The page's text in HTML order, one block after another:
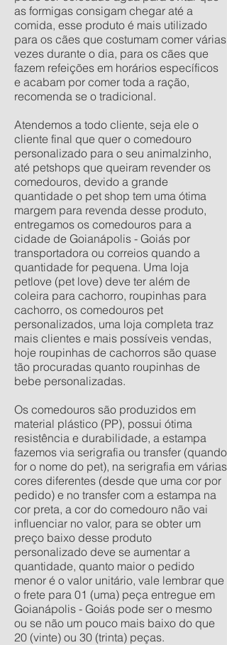
as formigas consigam chegar até a
comida, esse produto é mais utilizado
para os cães que costumam comer várias
vezes durante o dia, para os cães que
fazem refeições em horários específicos
e acabam por comer toda a ração,
recomenda se o tradicional.
Atendemos a todo cliente, seja ele o
cliente final que quer o comedouro
personalizado para o seu animalzinho,
até petshops que queiram revender os
comedouros, devido a grande
quantidade o pet shop tem uma ótima
margem para revenda desse produto,
entregamos os comedouros para a
cidade de Goianápolis - Goiás por
transportadora ou correios quando a
quantidade for pequena. Uma loja
petlove (pet love) deve ter além de
coleira para cachorro, roupinhas para
cachorro, os comedouros pet
personalizados, uma loja completa traz
mais clientes e mais possíveis vendas,
hoje roupinhas de cachorros são quase
tão procuradas quanto roupinhas de
bebe personalizadas.
Os comedouros são produzidos em
material plástico (PP), possui ótima
resistência e durabilidade, a estampa
fazemos via serigrafia ou transfer (quando
for o nome do pet), na serigrafia em várias
cores diferentes (desde que uma cor por
pedido) e no transfer com a estampa na
cor preta, a cor do comedouro não vai
influenciar no valor, para se obter um
preço baixo desse produto
personalizado deve se aumentar a
quantidade, quanto maior o pedido
menor é o valor unitário, vale lembrar que
o frete para 01 (uma) peça entregue em
Goianápolis - Goiás pode ser o mesmo
ou se não um pouco mais baixo do que
20 (vinte) ou 30 (trinta) peças.